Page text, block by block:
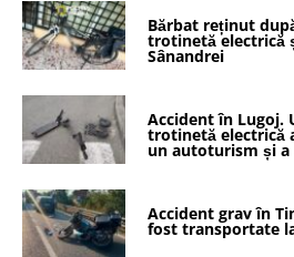
Bărbat reținut
trotinetă electrică
Sânandrei
Accident în Lugoj.
trotinetă electrică
un autoturism și a
Accident grav în
fost transportate